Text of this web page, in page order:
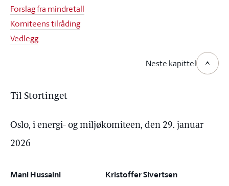
Forslag fra mindretall
Komiteens tilråding
Vedlegg
Neste kapittel
Til Stortinget
Oslo, i energi- og miljøkomiteen, den 29. januar
2026
Mani Hussaini Kristoffer Sivertsen